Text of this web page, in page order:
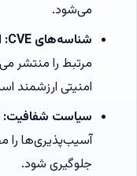
می‌شود.
شناسه‌های CVE:
مرتبط را منتشر
امنیتی ارزشمند
سیاست شفافیت:
آسیب‌پذیری‌ها را
جلوگیری شود.